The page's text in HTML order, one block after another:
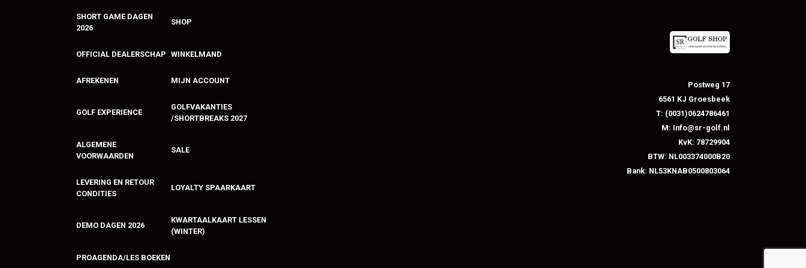
SHORT GAME DAGEN
2026
SHOP
OFFICIAL DEALERSCHAP WINKELMAND
AFREKENEN MIJN ACCOUNT
GOLF EXPERIENCE
GOLFVAKANTIES
/SHORTBREAKS 2027
ALGEMENE
VOORWAARDEN
SALE
LEVERING EN RETOUR
CONDITIES
LOYALTY SPAARKAART
DEMO DAGEN 2026
KWARTAALKAART LESSEN
(WINTER)
PROAGENDA/LES BOEKEN
Postweg 17
6561 KJ Groesbeek
T: (0031)0624786461
M: Info@sr-golf.nl
KvK: 78729904
BTW: NL003374000B20
Bank: NL53KNAB0500803064